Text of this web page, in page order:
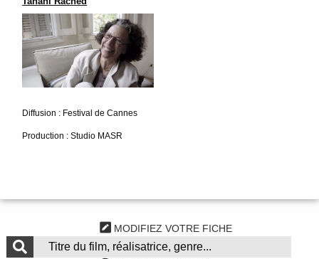
Diffusion : Festival de Cannes
Production : Studio MASR
MODIFIEZ VOTRE FICHE